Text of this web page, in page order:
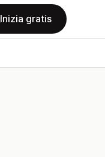
Inizia gratis